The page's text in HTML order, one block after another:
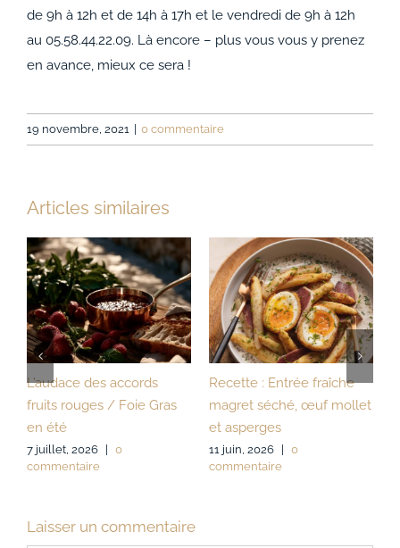
de 9h à 12h et de 14h à 17h et le vendredi de 9h à 12h
au 05.58.44.22.09. Là encore – plus vous vous y prenez
en avance, mieux ce sera !
19 novembre, 2021 | 0 commentaire
Articles similaires
Un confit d’oignon au miel
de Jurançon ajouté au
panier dès 120 € d’achat.
2 juin, 2026 0 commentaire
Recette : Côtes de canard
et pommes de terre
sautées
2 août, 2026
0
commentaire
Laisser un commentaire